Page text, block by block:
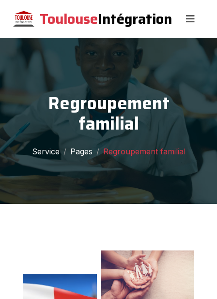
ToulouseIntégration
Regroupement
familial
Service Pages Regroupement familial